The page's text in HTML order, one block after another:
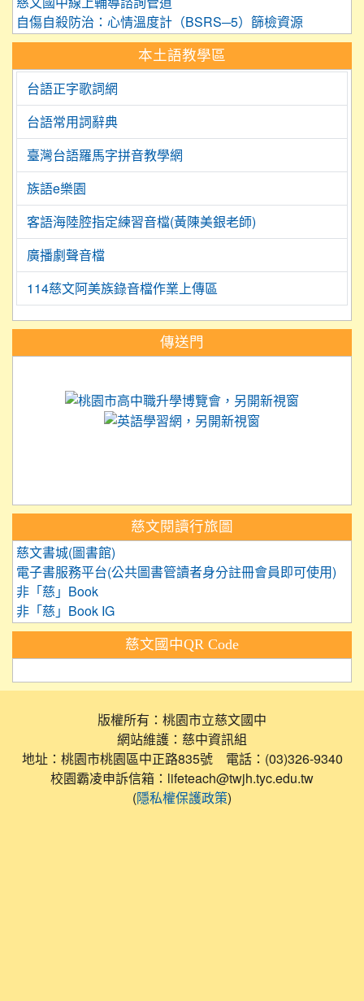
自傷自殺防治：心情溫度計（BSRS─5）篩檢資源
本土語教學區
台語正字歌詞網
台語常用詞辭典
臺灣台語羅馬字拼音教學網
族語e樂園
客語海陸腔指定練習音檔(黃陳美銀老師)
廣播劇聲音檔
114慈文阿美族錄音檔作業上傳區
傳送門
慈文閱讀行旅圖
慈文書城(圖書館)
電子書服務平台(公共圖書管讀者身分註冊會員即可使用)
非「慈」Book
非「慈」Book IG
慈文國中QR Code
版權所有：桃園市立慈文國中
網站維護：慈中資訊組
地址：桃園市桃園區中正路835號 電話：(03)326-9340
校園霸凌申訴信箱：lifeteach@twjh.tyc.edu.tw
(隱私權保護政策)